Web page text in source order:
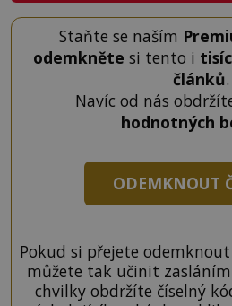
Staňte se naším
odemkněte si tento i
článků.
Navíc od nás
hodnotných
ODEMKNOUT
Pokud si přejete
můžete tak učinit zasláním
chvilky obdržíte číselný